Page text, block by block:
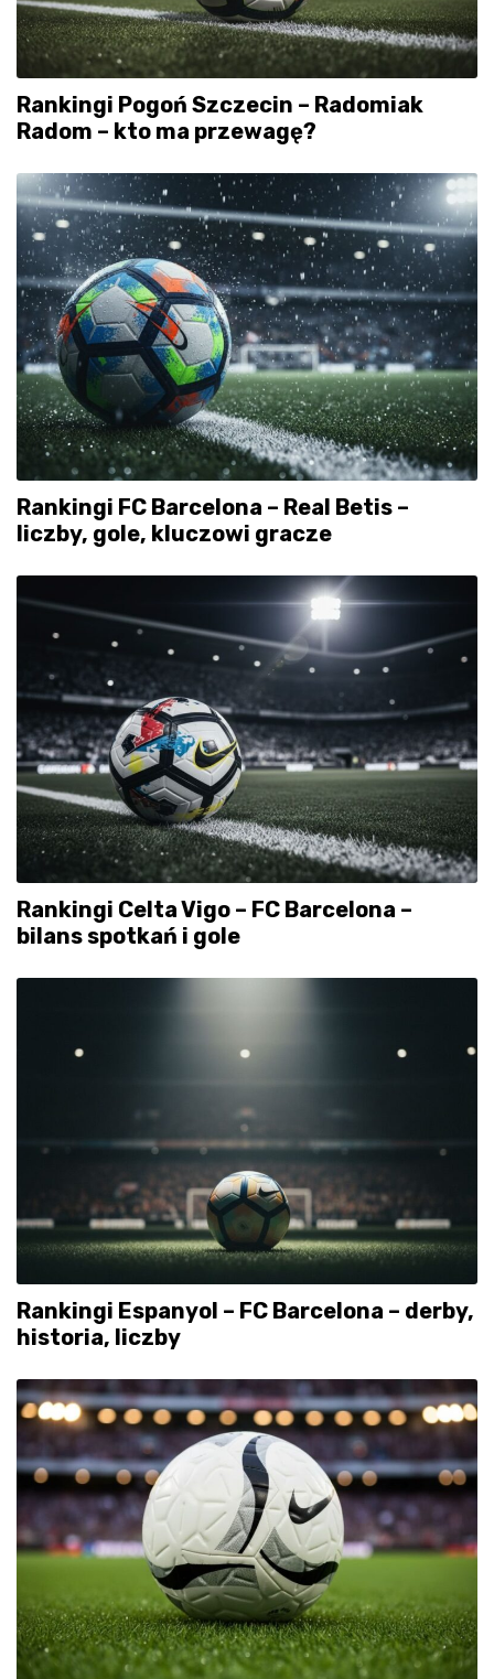
Rankingi Pogoń Szczecin – Radomiak
Radom – kto ma przewagę?
Rankingi FC Barcelona – Real Betis –
liczby, gole, kluczowi gracze
Rankingi Celta Vigo – FC Barcelona –
bilans spotkań i gole
Rankingi Espanyol – FC Barcelona – derby,
historia, liczby